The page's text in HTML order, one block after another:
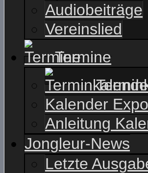
Audiobeiträge
Vereinslied
Termine
Kalender
Anleitung
Jongleur-News
Letzte